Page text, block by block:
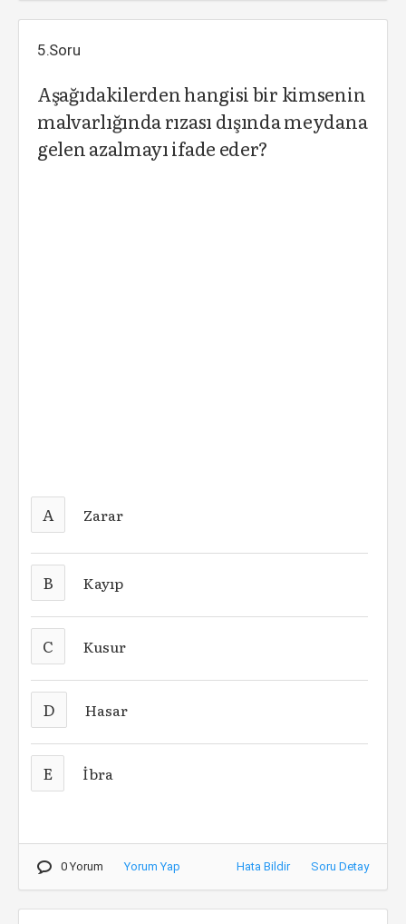
5.Soru
Aşağıdakilerden hangisi bir kimsenin
malvarlığında rızası dışında meydana
gelen azalmayı ifade eder?
A Zarar
B Kayıp
C Kusur
D Hasar
E İbra
0 Yorum Yorum Yap Hata Bildir Soru Detay